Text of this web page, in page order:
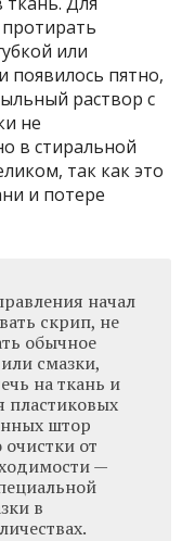
протирать
или
появилось пятно,
раствор с
не
в стиральной
так как это
и потере
начал
скрип, не
обычное
смазки,
на ткань и
пластиковых
штор
очистки от
—
в